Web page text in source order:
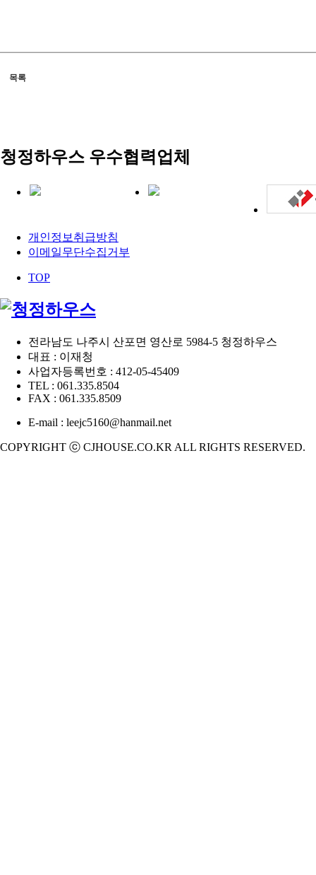
목록
청정하우스 우수협력업체
개인정보취급방침
이메일무단수집거부
TOP
전라남도 나주시 산포면 영산로 5984-5 청정하우스
대표 : 이재청
사업자등록번호 : 412-05-45409
TEL : 061.335.8504
FAX : 061.335.8509
E-mail : leejc5160@hanmail.net
COPYRIGHT ⓒ CJHOUSE.CO.KR ALL RIGHTS RESERVED.